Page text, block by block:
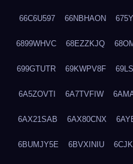
66C6U597 66NBHAON
6899WHVC 68EZZKJQ
699GTUTR 69KWPV8F
6A5ZOVTI 6A7TVFIW
6AX21SAB 6AX80CNX
6BUMJY5E 6BVXINIU